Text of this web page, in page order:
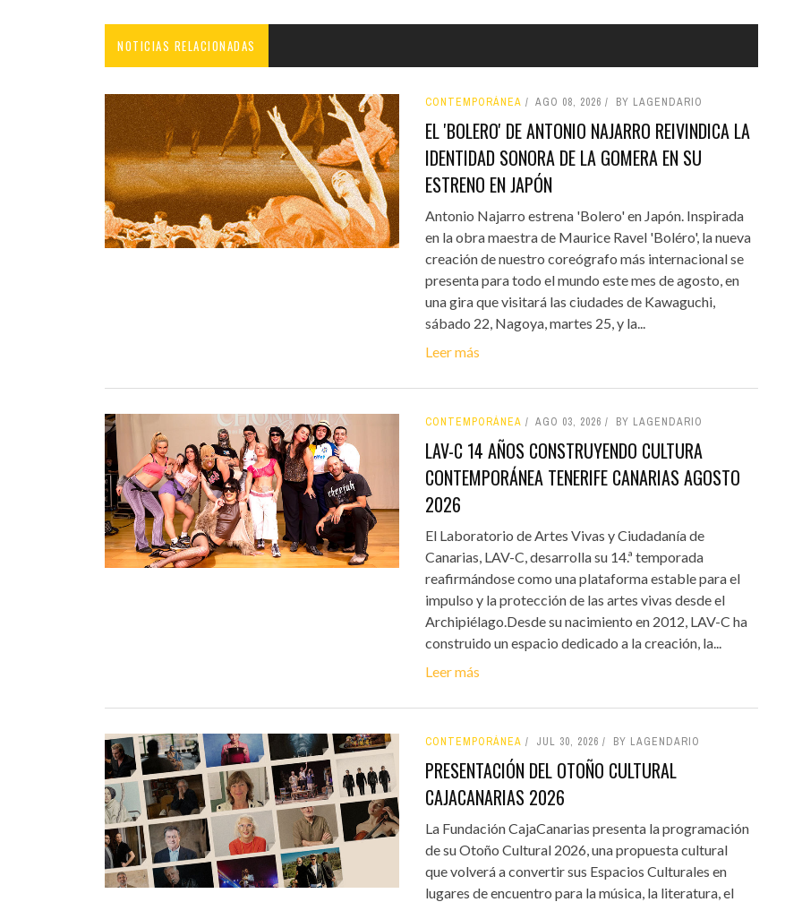
NOTICIAS RELACIONADAS
CONTEMPORÁNEA AGO 08, 2026 BY LAGENDARIO
EL 'BOLERO' DE ANTONIO NAJARRO REIVINDICA LA
IDENTIDAD SONORA DE LA GOMERA EN SU
ESTRENO EN JAPÓN
Antonio Najarro estrena 'Bolero' en Japón. Inspirada
en la obra maestra de Maurice Ravel 'Boléro', la nueva
creación de nuestro coreógrafo más internacional se
presenta para todo el mundo este mes de agosto, en
una gira que visitará las ciudades de Kawaguchi,
sábado 22, Nagoya, martes 25, y la...
Leer más
CONTEMPORÁNEA AGO 03, 2026 BY LAGENDARIO
LAV-C 14 AÑOS CONSTRUYENDO CULTURA
CONTEMPORÁNEA TENERIFE CANARIAS AGOSTO
2026
El Laboratorio de Artes Vivas y Ciudadanía de
Canarias, LAV-C, desarrolla su 14.ª temporada
reafirmándose como una plataforma estable para el
impulso y la protección de las artes vivas desde el
Archipiélago.Desde su nacimiento en 2012, LAV-C ha
construido un espacio dedicado a la creación, la...
Leer más
CONTEMPORÁNEA JUL 30, 2026 BY LAGENDARIO
PRESENTACIÓN DEL OTOÑO CULTURAL
CAJACANARIAS 2026
La Fundación CajaCanarias presenta la programación
de su Otoño Cultural 2026, una propuesta cultural
que volverá a convertir sus Espacios Culturales en
lugares de encuentro para la música, la literatura, el